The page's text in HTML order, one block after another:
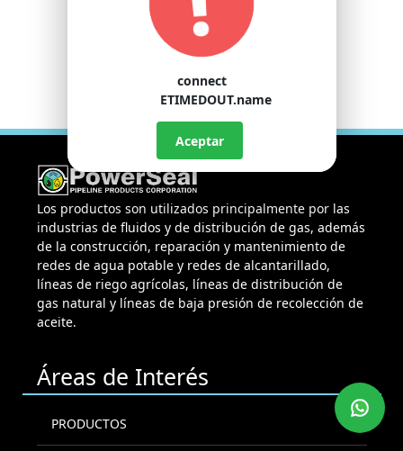
Los productos son utilizados principalmente por las
industrias de fluidos y de distribución de gas, además
de la construcción, reparación y mantenimiento de
redes de agua potable y redes de alcantarillado,
líneas de riego agrícolas, líneas de distribución de
gas natural y líneas de baja presión de recolección de
aceite.
Áreas de Interés
PRODUCTOS
connect
ETIMEDOUT.name
Aceptar